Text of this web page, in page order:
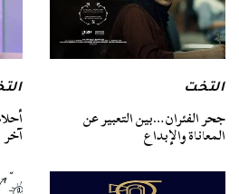
التخت
جحر الفئران…بين التعبير عن
المعاناة والإبداع آخر